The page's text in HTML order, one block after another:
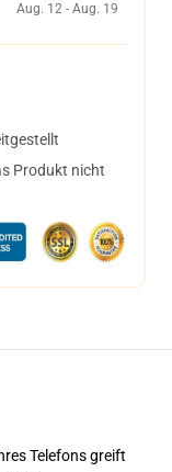
Aug. 12 - Aug. 19
Produkt nicht
Telefons greift